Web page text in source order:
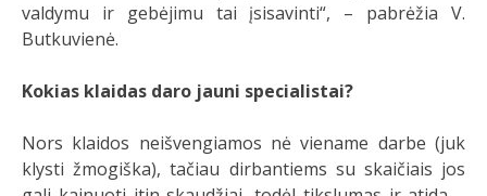
valdymu ir gebėjimu tai įsisavinti“, – pabrėžia V.
Butkuvienė.
Kokias klaidas daro jauni specialistai?
Nors klaidos neišvengiamos nė viename darbe (juk
klysti žmogiška), tačiau dirbantiems su skaičiais jos